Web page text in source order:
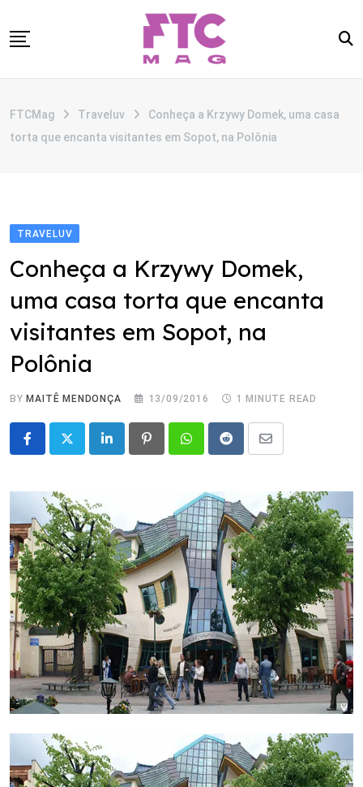
to
CATEGORIAS
FTCMag Traveluv
Conheça a Krzywy Domek, uma casa
torta que encanta visitantes em Sopot, na Polônia
TRAVELUV
Conheça a Krzywy Domek,
uma casa torta que encanta
visitantes em Sopot, na
Polônia
BY MAITÊ MENDONÇA 13/09/2016 1 MINUTE READ
LinkedIn PinterestWhatsappRedditShare
Email